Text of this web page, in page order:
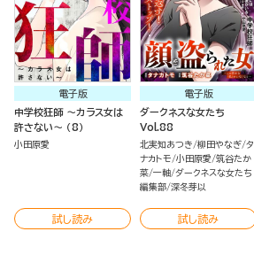
電子版
中学校狂師 ～カラス女は
許さない～ （8）
小田原愛
試し読み
電子版
ダークネスな女たち
Vol.88
北実知あつき 柳田やなぎ タ
ナカトモ 小田原愛 筑谷たか
菜 一軸 ダークネスな女たち
編集部 深冬芽以
試し読み